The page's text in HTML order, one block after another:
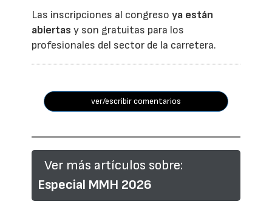
Las inscripciones al congresoya están
abiertas y son gratuitas para los
profesionales del sector de la carretera.
ver/escribir comentarios
Ver más artículos sobre:
Especial MMH 2026